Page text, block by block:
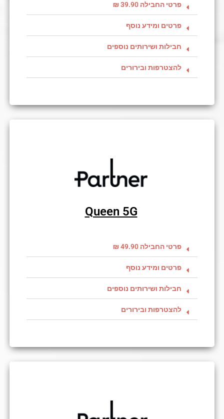
פרטי החבילה 39.90 ₪
פרטים ומידע נוסף
חבילות ושירותים נוספים
להצטרפות ובירורים
Queen 5G
פרטי החבילה 49.90 ₪
פרטים ומידע נוסף
חבילות ושירותים נוספים
להצטרפות ובירורים